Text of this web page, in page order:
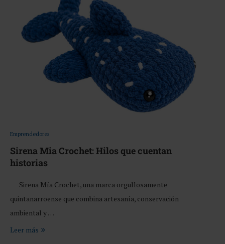
Emprendedores
Sirena Mia Crochet: Hilos que cuentan
historias
Sirena Mía Crochet, una marca orgullosamente
quintanarroense que combina artesanía, conservación
ambiental y …
Leer más